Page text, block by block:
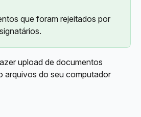
que foram rejeitados por
upload de documentos
arquivos do seu computador